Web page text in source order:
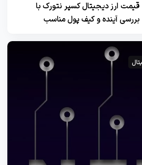
قیمت ارز دیجیتال کسپر نتورک با
بررسی آینده و کیف پول مناسب